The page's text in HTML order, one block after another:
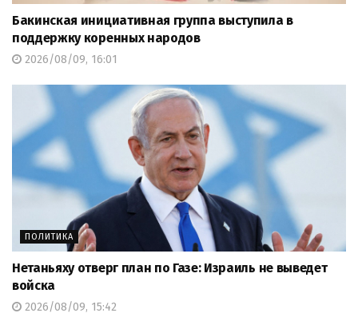
Бакинская инициативная группа выступила в
поддержку коренных народов
2026/08/09, 16:01
ПОЛИТИКА
Нетаньяху отверг план по Газе: Израиль не выведет
войска
2026/08/09, 15:42